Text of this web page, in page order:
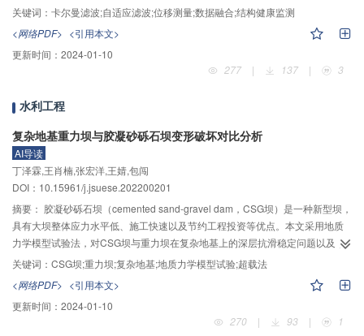
升的位移信息。由于不合理的噪声参数设置会使位移估计的精度严重下降，利
用加速度和位移数据测量噪声各自的特点，以分开估计相应噪声方差的思路来
实现自适应估计；考虑传感器噪声的性质，自适应滤波中对噪声参数的估计可
简化为仅对位移噪声方差进行估计；利用Sage-Husa估计器实现位移噪声方差
的自适应估计，使滤波能在噪声参数未准确获知的情况下进行稳定的位移实时
选取原则；分别在时不变与时变位移噪声环境下，观察该滤波应用于不同频率
的谐波位移信息下的估计性能；以某1.5 MW风电塔在风–地震耦合作用下塔顶
结构响应的数值模拟，说明本文的自适应滤波在一般工程结构应用中的有效
性。结果表明，即使初始噪声参数设置有误或位移噪声具有时变性，本文方法
依然具有较好的估计效果及鲁棒性。研究成果可为结构实时高精度位移监测提
供一定理论支撑与参考。
关键词： 卡尔曼滤波;自适应滤波;位移测量;数据融合;结构健康监测
<网络PDF> <引用本文>
更新时间： 2024-01-10
277
| 137 | 3
水利工程
复杂地基重力坝与胶凝砂砾石坝变形破坏对比分析
AI导读
丁泽霖,王肖楠,张宏洋,王婧,包闯
DOI：10.15961/j.jsuese.202200201
摘要： 胶凝砂砾石坝（cemented sand-gravel dam，CSG坝）是一种新型坝，
具有大坝整体应力水平低、施工快速以及节约工程投资等优点。本文采用地质
力学模型试验法，对CSG坝与重力坝在复杂地基上的深层抗滑稳定问题以及破
坏差异进行分析，CSG坝原型选取守口堡大坝，与武都重力坝19
杂地基相结合成一新坝段，从而模拟CSG坝在复杂地基下的运行情况，并通过
模型加载试验得到坝体的变形特点及复杂地基中断层和层间错动带的破坏形
态。通过CSG坝与武都重力坝19
析可以得到：1）在相同的超载倍数下，重力坝坝体较CSG坝坝体变位更大；
关键词： CSG坝;重力坝;复杂地基;地质力学模型试验;超载法
<网络PDF> <引用本文>
更新时间： 2024-01-10
270
| 93 | 1